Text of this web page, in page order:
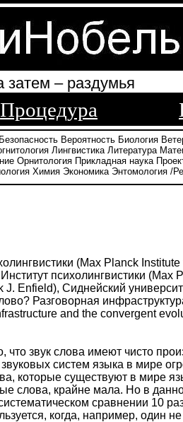
– раздумья
Процедура
Безопасность Вероятность Биология
Лингвистика Литература
Орнитология Прикладная наука
Химия Экономика Энтомология /
(Max Planck
психолингвистики (Max
Enfield), Сиднейский
Разговорная
and the convergent
звук слова имеют чисто
систем языка в мире
которые существуют в мире
слова, крайне мала. Но в
сравнении 10
когда, например, один